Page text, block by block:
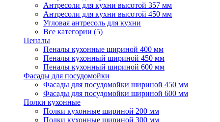
Антресоли для кухни высотой 357 мм
Антресоли для кухни высотой 450 мм
Угловая антресоль для кухни
Все категории (5)
Пеналы
Пеналы кухонные шириной 400 мм
Пеналы кухонный шириной 450 мм
Пеналы кухонный шириной 600 мм
Фасады для посудомойки
Фасады для посудомойки шириной 450 мм
Фасады для посудомойки шириной 600 мм
Полки кухонные
Полки кухонные шириной 200 мм
Полки кухонные шириной 300 мм